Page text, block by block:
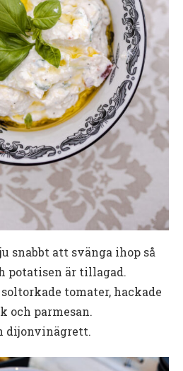
snabbt att svänga ihop så
potatisen är tillagad.
tomater, hackade
och parmesan.
dijonvinägrett.